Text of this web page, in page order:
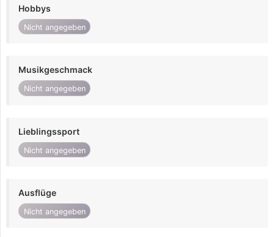
Hobbys
Nicht angegeben
Musikgeschmack
Nicht angegeben
Lieblingssport
Nicht angegeben
Ausflüge
Nicht angegeben